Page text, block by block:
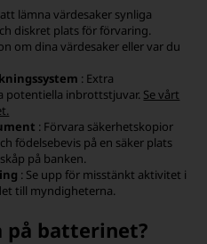
lämna värdesaker synliga
diskret plats för förvaring.
om dina värdesaker eller var du
: Extra
potentiella inbrottstjuvar. Se vårt
: Förvara säkerhetskopior
födelsebevis på en säker plats
på banken.
: Se upp för misstänkt aktivitet i
till myndigheterna.
på batterinet?